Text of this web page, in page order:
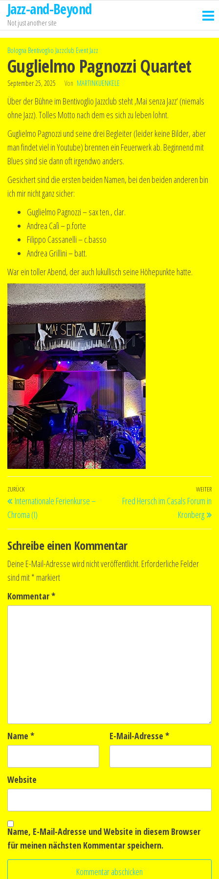
Zum
Inhalt
springen
Jazz-and-Beyond
Not just another site
Bologna Bentivoglio Jazzclub Event Jazz
Guglielmo Pagnozzi Quartet
September 25, 2025 Von MARTINKUENKELE
Über der Bühne im Bentivoglio Jazzclub steht ‚Mai senza Jazz‘ (niemals
ohne Jazz). Tolles Motto nach dem es sich zu leben lohnt.
Guglielmo Pagnozzi und seine drei Begleiter (leider keine Bilder, aber
man findet viel in Youtube) brennen ein Feuerwerk ab. Beginnend mit
Blues sind sie dann oft irgendwo anders.
Gesichert sind die ersten beiden Namen, bei den beiden anderen bin
ich mir nicht ganz sicher:
Guglielmo Pagnozzi – sax ten., clar.
Andrea Calì – p.forte
Filippo Cassanelli – c.basso
Andrea Grillini – batt.
War ein toller Abend, der auch lukullisch seine Höhepunkte hatte.
Beitragsnavigation
Vorheriger
Beitrag
ZURÜCK
Internationale Ferienkurse –
Chroma (I)
WEITER
Fred Hersch im Casals Forum in
Kronberg
Schreibe einen Kommentar
Deine E-Mail-Adresse wird nicht veröffentlicht. Erforderliche Felder
sind mit* markiert
Kommentar*
Name * E-Mail-Adresse *
Website
Name, E-Mail-Adresse und Website in diesem Browser
für meinen nächsten Kommentar speichern.